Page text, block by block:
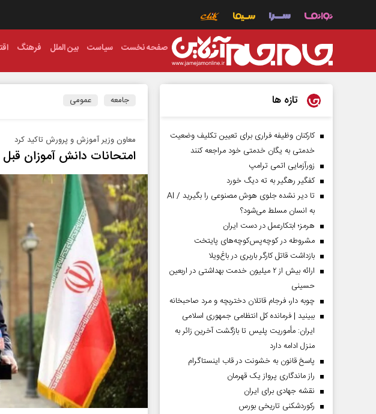
صفحه نخست سیاست بین الملل فرهنگ
جامعه عمومی
معاون وزیر آموزش و پرورش تاکید کرد
امتحانات دانش‌ آموزان قبل از ساعت ۱۳
تازه ها
کارکنان وظیفه فراری برای تعیین تکلیف وضعیت
خدمتی به یگان خدمتی خود مراجعه کنند
زورآزمایی اتمی ترامپ
کفگیر رهگیر به ته دیگ خورد
تا دیر نشده جلوی هوش مصنوعی را بگیرید / AI
به انسان مسلط می‌شود؟
هرمز؛ ابتکارعمل در دست ایران
مشروطه در کوچه‌پس‌کوچه‌های پایتخت
بازداشت قاتل کارگر باربری در باغ‌ویلا
ارائه بیش از ۲ میلیون خدمت بهداشتی در اربعین
حسینی
چوبه دار، فرجام قاتلان دختربچه و مرد صاحبخانه
ببینید | فرمانده کل انتظامی جمهوری اسلامی
ایران­: مأموریت پلیس تا بازگشت آخرین زائر به
منزل ادامه دارد
پاسخ قانون به خشونت در قاب اینستاگرام
راز ماندگاری پرواز یک قهرمان
نقشه جهادی برای ایران
رکوردشکنی تاریخی بورس